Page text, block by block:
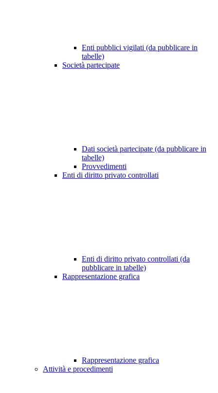
Enti pubblici vigilati (da pubblicare in
tabelle)
Società partecipate
Dati società partecipate (da pubblicare in
tabelle)
Provvedimenti
Enti di diritto privato controllati
Enti di diritto privato controllati (da
pubblicare in tabelle)
Rappresentazione grafica
Rappresentazione grafica
Attività e procedimenti